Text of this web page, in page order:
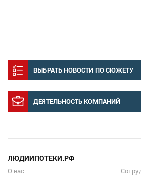
ВЫБРАТЬ НОВОСТИ ПО СЮЖЕТУ
ДЕЯТЕЛЬНОСТЬ КОМПАНИЙ
ЛЮДИИПОТЕКИ.РФ
О нас